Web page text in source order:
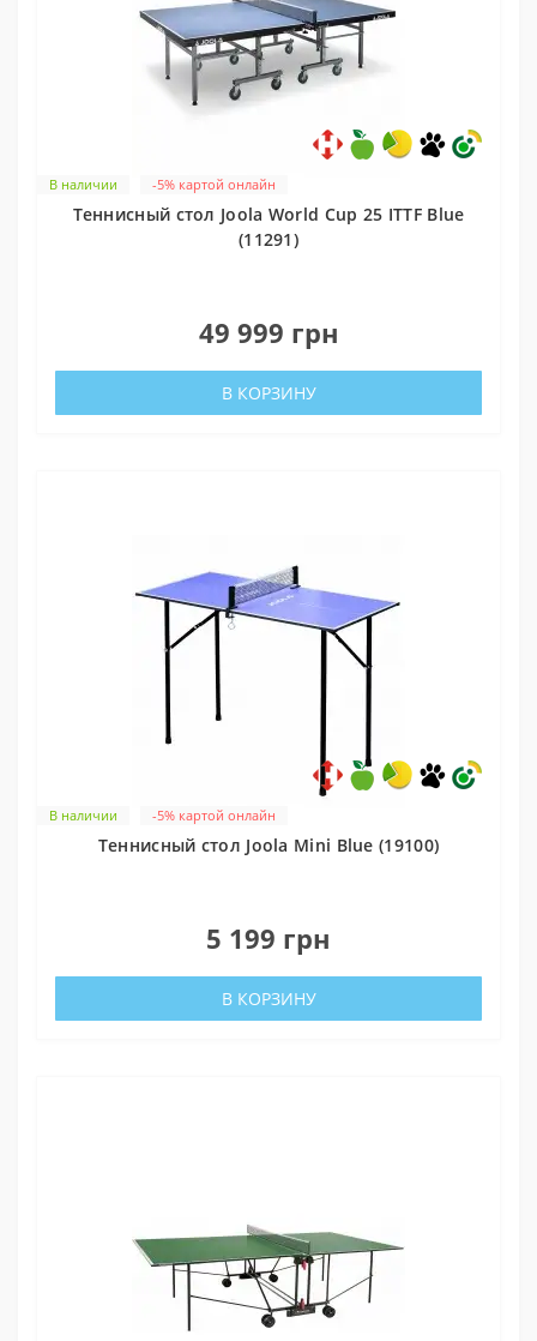
В наличии -5% картой онлайн
Теннисный стол Joola World Cup 25 ITTF Blue
(11291)
49 999 грн
В КОРЗИНУ
В наличии -5% картой онлайн
Теннисный стол Joola Mini Blue (19100)
5 199 грн
В КОРЗИНУ